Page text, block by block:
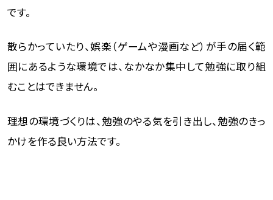
です。
散らかっていたり、娯楽（ゲームや漫画など）が手の届く範
囲にあるような環境では、なかなか集中して勉強に取り組
むことはできません。
理想の環境づくりは、勉強のやる気を引き出し、勉強のきっ
かけを作る良い方法です。